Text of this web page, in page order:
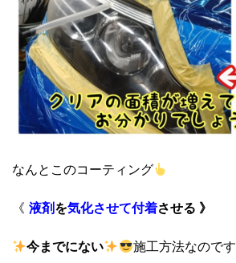
なんとこのコーティング
《 液剤 を気化させて付着させる 》
今までにない 施工方法なのです